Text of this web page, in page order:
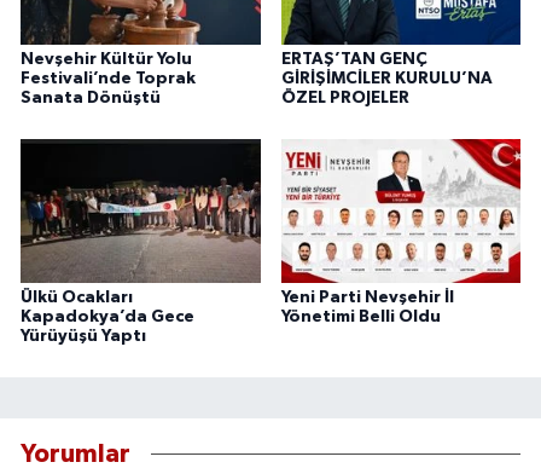
Nevşehir Kültür Yolu
Festivali’nde Toprak
Sanata Dönüştü
ERTAŞ’TAN GENÇ
GİRİŞİMCİLER KURULU’NA
ÖZEL PROJELER
Ülkü Ocakları
Kapadokya’da Gece
Yürüyüşü Yaptı
Yeni Parti Nevşehir İl
Yönetimi Belli Oldu
Yorumlar